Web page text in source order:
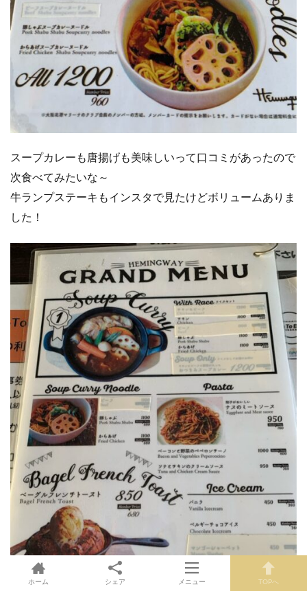
スープカレーも唐揚げも美味しいって口コミがあったので
次食べてみたいな～
牛ランプステーキもインスタで見たけどボリュームありま
した！
ホーム シェア メニュー TOPへ